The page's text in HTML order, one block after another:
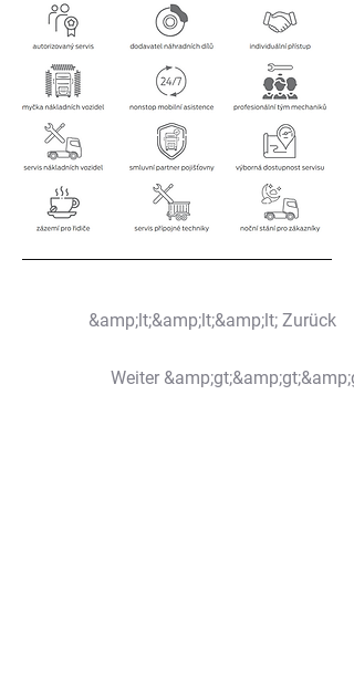
&amp;lt;&amp;lt;&amp;lt; Zurück
Weiter